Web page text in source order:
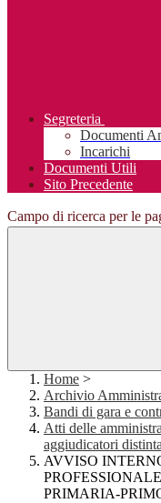
Segreteria
Documenti
Incarichi
Documenti Utili
Sito Precedente
Campo di ricerca per le
Home >
Archivio
Bandi di gara e
Atti delle
aggiudicatori
AVVISO
PRIMARIA-